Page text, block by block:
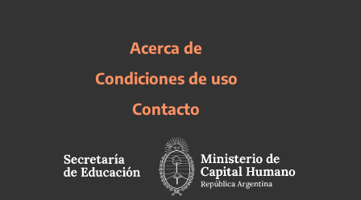
Acerca de
Condiciones de uso
Contacto